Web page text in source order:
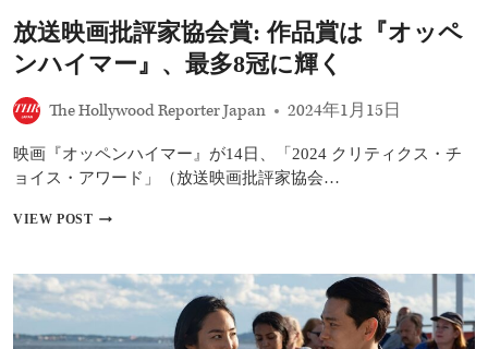
ラ
ブ・
イ・
ー』
受
放送映画批評家協会賞: 作品賞は『オッペ
ンハイマー』、最多8冠に輝く
The Hollywood Reporter Japan 2024年1月15日
映画『オッペンハイマー』が14日、「2024 クリティクス・チ
ョイス・アワード」（放送映画批評家協会…
VIEW POST放
画
批
家